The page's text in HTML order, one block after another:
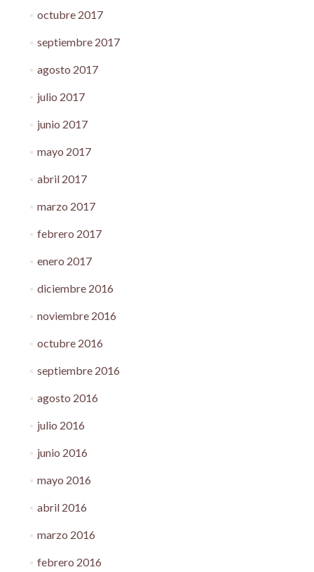
octubre 2017
septiembre 2017
agosto 2017
julio 2017
junio 2017
mayo 2017
abril 2017
marzo 2017
febrero 2017
enero 2017
diciembre 2016
noviembre 2016
octubre 2016
septiembre 2016
agosto 2016
julio 2016
junio 2016
mayo 2016
abril 2016
marzo 2016
febrero 2016